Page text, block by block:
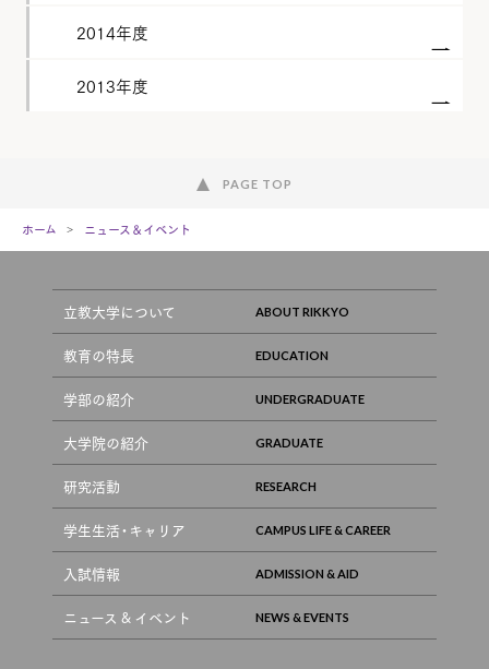
2014年度
2013年度
PAGE TOP
ホーム ニュース＆イベント
立教大学について
教育の特長
学部の紹介
大学院の紹介
研究活動
学生生活・キャリア
入試情報
ニュース & イベント